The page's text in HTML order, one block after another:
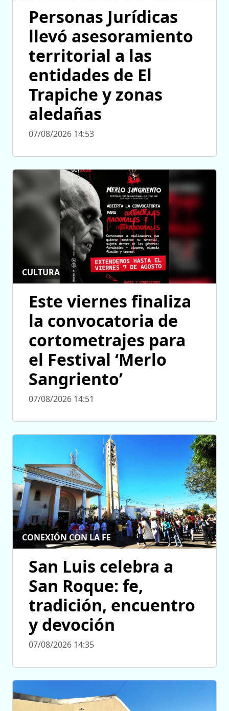
Personas Jurídicas
llevó asesoramiento
territorial a las
entidades de El
Trapiche y zonas
aledañas
07/08/2026 14:53
CULTURA
Este viernes finaliza
la convocatoria de
cortometrajes para
el Festival ‘Merlo
Sangriento’
07/08/2026 14:51
CONEXIÓN CON LA FE
San Luis celebra a
San Roque: fe,
tradición, encuentro
y devoción
07/08/2026 14:35